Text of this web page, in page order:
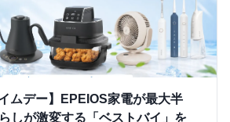
ムデー】EPEIOS家電が最大半
しが激変する「ベストバイ」を